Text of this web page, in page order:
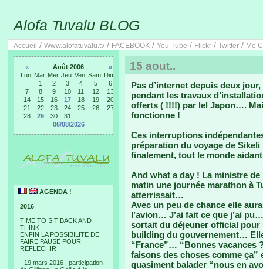
Alofa Tuvalu BLOG
Accueil / Www.alofatuvalu.tv / FACEBOOK / You Tube / Flickr / Twitter / Me
« Août 2006
»
Lun. Mar. Mer. Jeu. Ven. Sam. Dim.
1
2 3 4 5
6
7
8 9 10 11 12
13
14
15 16 17 18 19
20
21
22 23 24 25 26
27
28
29 30
31
06/08/2026
AGENDA !
2016
TIME TO SIT BACK AND
THINK
ENFIN LA POSSIBILITE DE
FAIRE PAUSE POUR
REFLECHIR
- 19 mars 2016 : participation
15 aout..
Pas d’internet depuis deux
pendant les travaux
offerts ( !!!!) par lel Japon….
fonctionne !
Ces interruptions
préparation du voyage de
finalement, tout le monde
And what a day ! La ministre
matin une journée marathon à
atterrissait…
Avec un peu de chance elle
l’avion… J’ai fait ce que j’ai
sortait du déjeuner official
building du gouvernement…
“France”… “Bonnes vacances
faisons des choses comme
quasiment balader “nous en